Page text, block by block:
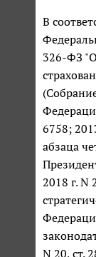
В
326-ФЗ
6758;
абзаца
2018 г. N
N 20, ст.